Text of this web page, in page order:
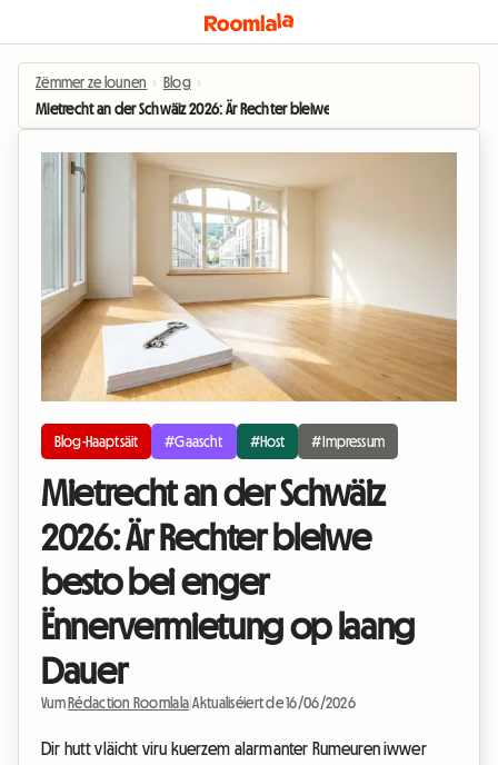
Zëmmer ze lounen › Blog ›
Mietrecht an der Schwäiz 2026: Är Rechter bleiwe besto bei enger
Blog-Haaptsäit #Gaascht #Host #Impressum
Mietrecht an der Schwäiz
2026: Är Rechter bleiwe
besto bei enger
Ënnervermietung op laang
Dauer
Vum Rédaction Roomlala |Aktualiséiert de 16/06/2026
Dir hutt vläicht viru kuerzem alarmanter Rumeuren iwwer